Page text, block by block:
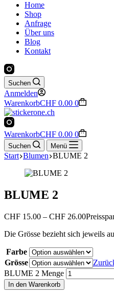
Home
Shop
Anfrage
Über uns
Blog
Kontakt
Suchen
Anmelden
WarenkorbCHF 0.00 0
WarenkorbCHF 0.00 0
Suchen Menü
Start Blumen BLUME 2
BLUME 2
CHF 15.00 – CHF 26.00
Die Grösse bezieht sich jeweils
Farbe
Grösse
BLUME 2 Menge
In den Warenkorb